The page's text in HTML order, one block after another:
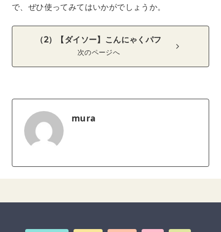
で、ぜひ使ってみてはいかがでしょうか。
（2）【ダイソー】こんにゃくパフ
次のページへ
mura